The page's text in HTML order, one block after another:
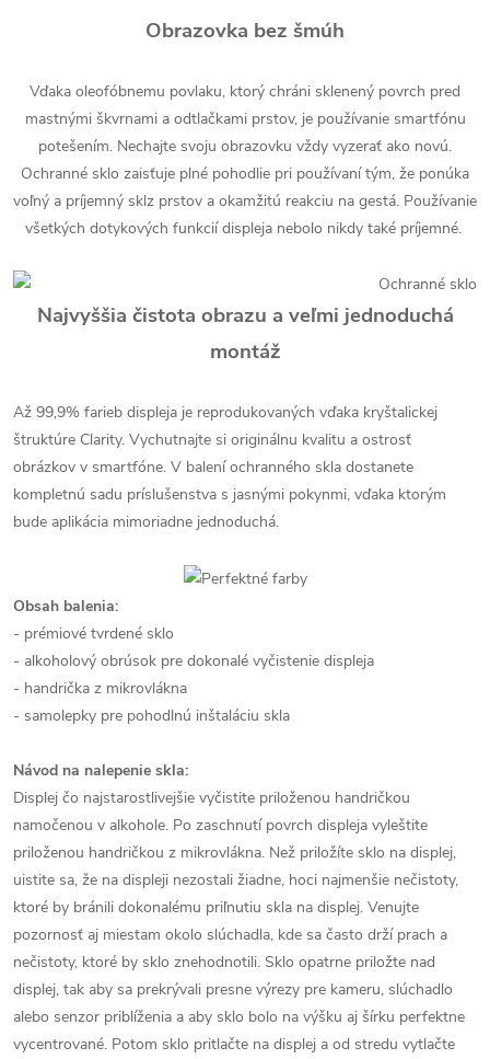
Obrazovka bez šmúh
Vďaka oleofóbnemu povlaku, ktorý chráni sklenený povrch pred
mastnými škvrnami a odtlačkami prstov, je používanie smartfónu
potešením. Nechajte svoju obrazovku vždy vyzerať ako novú.
Ochranné sklo zaisťuje plné pohodlie pri používaní tým, že ponúka
voľný a príjemný sklz prstov a okamžitú reakciu na gestá. Používanie
všetkých dotykových funkcií displeja nebolo nikdy také príjemné.
Najvyššia čistota obrazu a veľmi jednoduchá
montáž
Až 99,9% farieb displeja je reprodukovaných vďaka kryštalickej
štruktúre Clarity. Vychutnajte si originálnu kvalitu a ostrosť
obrázkov v smartfóne. V balení ochranného skla dostanete
kompletnú sadu príslušenstva s jasnými pokynmi, vďaka ktorým
bude aplikácia mimoriadne jednoduchá.
Obsah balenia:
- prémiové tvrdené sklo
- alkoholový obrúsok pre dokonalé vyčistenie displeja
- handrička z mikrovlákna
- samolepky pre pohodlnú inštaláciu skla
Návod na nalepenie skla:
Displej čo najstarostlivejšie vyčistite priloženou handričkou
namočenou v alkohole. Po zaschnutí povrch displeja vyleštite
priloženou handričkou z mikrovlákna. Než priložíte sklo na displej,
uistite sa, že na displeji nezostali žiadne, hoci najmenšie nečistoty,
ktoré by bránili dokonalému priľnutiu skla na displej. Venujte
pozornosť aj miestam okolo slúchadla, kde sa často drží prach a
nečistoty, ktoré by sklo znehodnotili. Sklo opatrne priložte nad
displej, tak aby sa prekrývali presne výrezy pre kameru, slúchadlo
alebo senzor priblíženia a aby sklo bolo na výšku aj šírku perfektne
vycentrované. Potom sklo pritlačte na displej a od stredu vytlačte